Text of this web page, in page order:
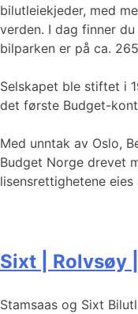
bilutleiekjeder, med
verden. I dag finner
bilparken er på ca.
Selskapet ble stiftet i
det første Budget-
Med unntak av Oslo,
Budget Norge drevet
lisensrettighetene
Sixt | Rolvsøy
Stamsaas og Sixt